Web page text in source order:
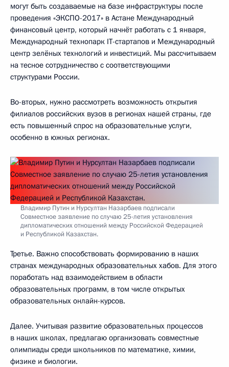
могут быть создаваемые на базе инфраструктуры после
проведения «ЭКСПО-2017» в Астане Международный
финансовый центр, который начнёт работать с 1 января,
Международный технопарк IT-стартапов и Международный
центр зелёных технологий и инвестиций. Мы рассчитываем
на тесное сотрудничество с соответствующими
структурами России.
Во-вторых, нужно рассмотреть возможность открытия
филиалов российских вузов в регионах нашей страны, где
есть повышенный спрос на образовательные услуги,
особенно в южных регионах.
Владимир Путин и Нурсултан Назарбаев подписали
Совместное заявление по случаю 25-летия установления
дипломатических отношений между Российской Федерацией
и Республикой Казахстан.
Третье. Важно способствовать формированию в наших
странах международных образовательных хабов. Для этого
поработать над взаимодействием в области
образовательных программ, в том числе открытых
образовательных онлайн-курсов.
Далее. Учитывая развитие образовательных процессов
в наших школах, предлагаю организовать совместные
олимпиады среди школьников по математике, химии,
физике и биологии.